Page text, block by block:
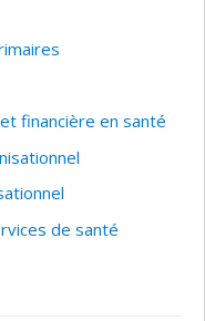
financière en santé
de santé